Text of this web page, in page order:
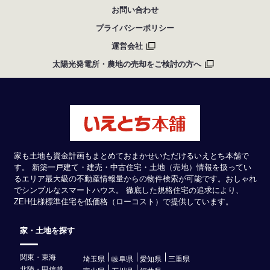
お問い合わせ
プライバシーポリシー
運営会社
太陽光発電所・農地の売却をご検討の方へ
家も土地も資金計画もまとめておまかせいただけるいえとち本舗で
す。 新築一戸建て・建売・中古住宅・土地（売地）情報を扱ってい
るエリア最大級の不動産情報量からの物件検索が可能です。おしゃれ
でシンプルなスマートハウス。 徹底した規格住宅の追求により、
ZEH仕様標準住宅を低価格（ローコスト）で提供しています。
家・土地を探す
関東・東海 埼玉県 岐阜県 愛知県
三重県